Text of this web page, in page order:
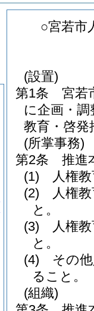
○宮若市
(設置)
第1条
宮若
に企画・
教育・啓発
(所掌事務)
第2条
推進
(1)
人権
(2)
人権
と。
(3)
人権
と。
(4)
その
ること。
(組織)